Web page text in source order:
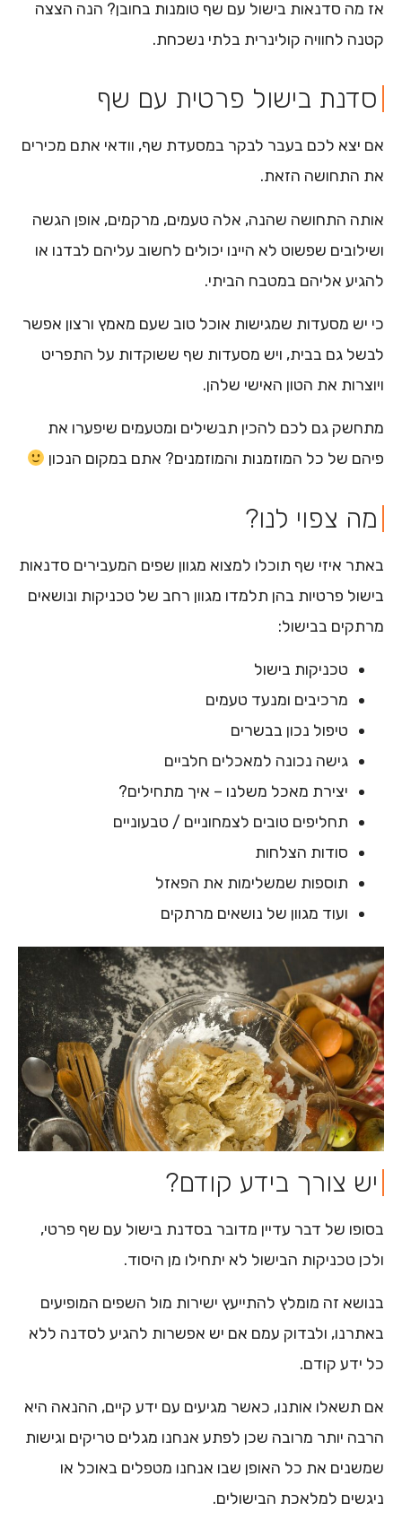
אז מה סדנאות בישול עם שף טומנות בחובן? הנה הצצה
קטנה לחוויה קולינרית בלתי נשכחת.
סדנת בישול פרטית עם שף
אם יצא לכם בעבר לבקר במסעדת שף, וודאי אתם מכירים
את התחושה הזאת.
אותה התחושה שהנה, אלה טעמים, מרקמים, אופן הגשה
ושילובים שפשוט לא היינו יכולים לחשוב עליהם לבדנו או
להגיע אליהם במטבח הביתי.
כי יש מסעדות שמגישות אוכל טוב שעם מאמץ ורצון אפשר
לבשל גם בבית, ויש מסעדות שף ששוקדות על התפריט
ויוצרות את הטון האישי שלהן.
מתחשק גם לכם להכין תבשילים ומטעמים שיפערו את
פיהם של כל המוזמנות והמוזמנים? אתם במקום הנכון
מה צפוי לנו?​
באתר איזי שף תוכלו למצוא מגוון שפים המעבירים סדנאות
בישול פרטיות בהן תלמדו מגוון רחב של טכניקות ונושאים
מרתקים בבישול:
טכניקות בישול
מרכיבים ומנעד טעמים
טיפול נכון בבשרים
גישה נכונה למאכלים חלביים
יצירת מאכל משלנו – איך מתחילים?
תחליפים טובים לצמחוניים / טבעוניים
סודות הצלחות
תוספות שמשלימות את הפאזל
ועוד מגוון של נושאים מרתקים
יש צורך בידע קודם?​
בסופו של דבר עדיין מדובר בסדנת בישול עם שף פרטי,
ולכן טכניקות הבישול לא יתחילו מן היסוד.
בנושא זה מומלץ להתייעץ ישירות מול השפים המופיעים
באתרנו, ולבדוק עמם אם יש אפשרות להגיע לסדנה ללא
כל ידע קודם.
אם תשאלו אותנו, כאשר מגיעים עם ידע קיים, ההנאה היא
הרבה יותר מרובה שכן לפתע אנחנו מגלים טריקים וגישות
שמשנים את כל האופן שבו אנחנו מטפלים באוכל או
ניגשים למלאכת הבישולים.